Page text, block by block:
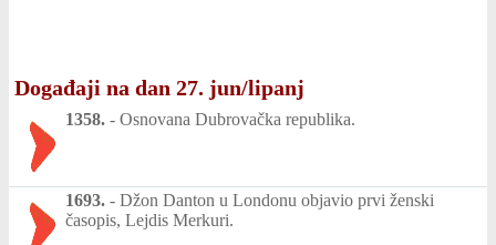
Događaji na dan 27. jun/lipanj
1358. - Osnovana Dubrovačka republika.
1693. - Džon Danton u Londonu objavio prvi ženski
časopis, Lejdis Merkuri.